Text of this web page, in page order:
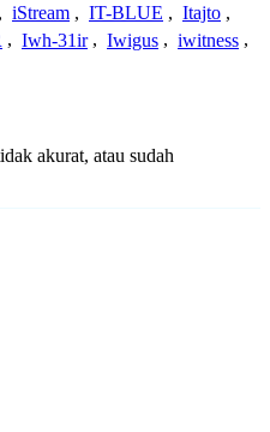
, iStream , IT-BLUE , Itajto ,
, Iwh-31ir , Iwigus , iwitness ,
akurat, atau sudah